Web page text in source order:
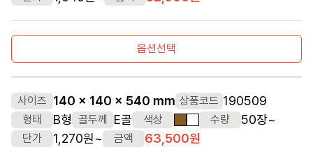
옵션선택
사이즈 140 x 140 x 540 mm 상품코드 190509
형태 B형 골두께 E골 색상 갈색
흰색 수량 50장~
단가 1,270원~ 금액 63,500원